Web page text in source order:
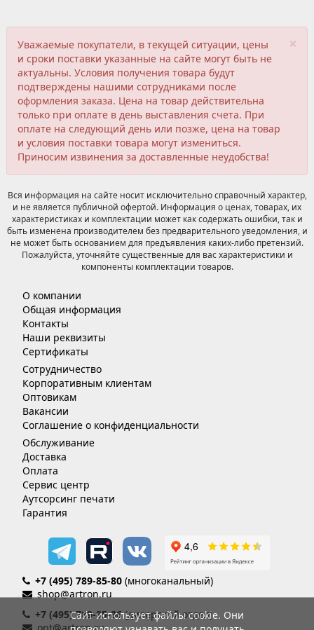
×
Уважаемые покупатели, в текущей ситуации, цены
и сроки поставки указанные на сайте могут быть не
актуальны. Условия получения товара будут
подтверждены нашими сотрудниками после
оформления заказа. Цена на товар действительна
только при оплате в день выставления счета. При
оплате на следующий день или позже, цена на товар
и условия поставки товара могут измениться.
Приносим извинения за доставленные неудобства!
Вся информация на сайте носит исключительно справочный характер,
и не является публичной офертой. Информация о ценах, товарах, их
характеристиках и комплектации может как содержать ошибки, так и
быть изменена производителем без предварительного уведомления, и
не может быть основанием для предъявления каких-либо претензий.
Пожалуйста, уточняйте существенные для вас характеристики и
компоненты комплектации товаров.
О компании
Общая информация
Контакты
Наши реквизиты
Сертификаты
Сотрудничество
Корпоративным клиентам
Оптовикам
Вакансии
Соглашение о конфиденциальности
Обслуживание
Доставка
Оплата
Сервис центр
Аутсорсинг печати
Гарантия
+7 (495) 789-85-80 (многоканальный)
shop@artron.ru
+7 (495) 789-85-86(дилерский отдел)
Сайт использует файлы cookie. Они